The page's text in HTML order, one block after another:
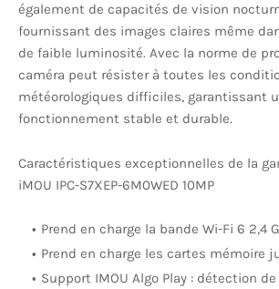
également de capacités de vision
fournissant des images claires même
de faible luminosité. Avec la norme de
caméra peut résister à toutes les
météorologiques difficiles, garantissant
fonctionnement stable et durable.
Caractéristiques exceptionnelles de la
iMOU IPC-S7XEP-6M0WED 10MP
Prend en charge la bande Wi-Fi 6 2,4
Prend en charge les cartes mémoire
Support IMOU Algo Play : détection